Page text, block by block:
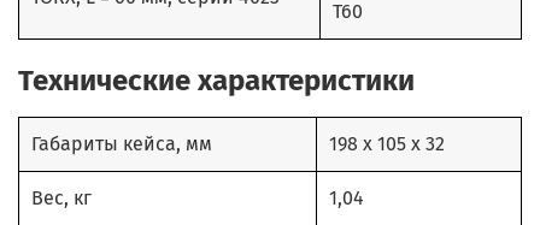
T60
Технические характеристики
Габариты кейса, мм 198 х 105 х 32
Вес, кг 1,04